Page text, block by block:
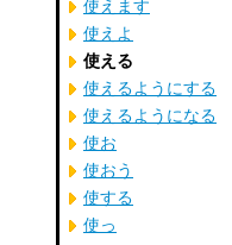
使えます
使えよ
使える
使えるようにする
使えるようになる
使お
使おう
使する
使っ